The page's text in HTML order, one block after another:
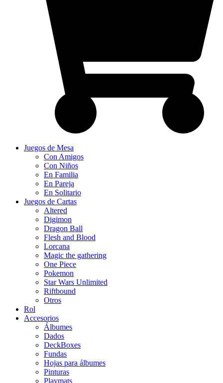
Juegos de Mesa
Con Amigos
Con Niños
En Familia
En Pareja
En Solitario
Juegos de Cartas
Altered
Digimon
Dragon Ball
Flesh and Blood
Lorcana
Magic the gathering
One Piece
Pokemon
Star Wars Unlimited
Riftbound
Otros
Rol
Accesorios
Álbumes
Dados
DeckBoxes
Fundas
Hojas para álbumes
Pinturas
Playmats